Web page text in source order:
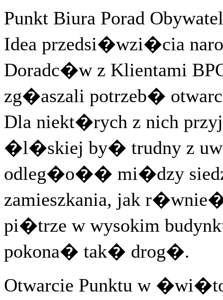
Punkt Biura Porad
Idea przedsi�wzi�cia
Doradc�w z Klientami
zg�aszali potrzeb�
Dla niekt�rych z nich
�l�skiej by� trudny z
odleg�o�� mi�dzy
zamieszkania, jak
pi�trze w wysokim
pokona� tak� drog�.
Otwarcie Punktu w